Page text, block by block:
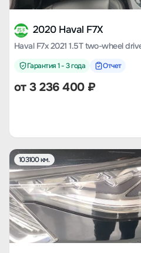
2020 Haval F7X
Гарантия 1 - 3 года Отчет
от3 236 400₽
103100 км.